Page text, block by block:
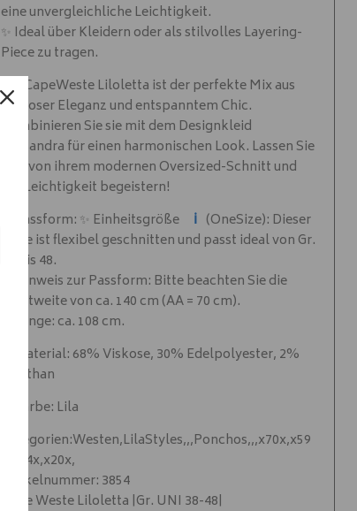
eine unvergleichliche Leichtigkeit.
✨ Ideal über Kleidern oder als stilvolles Layering-
Piece zu tragen.
Die CapeWeste Liloletta ist der perfekte Mix aus
zeitloser Eleganz und entspanntem Chic.
Kombinieren Sie sie mit dem Designkleid
Cassandra für einen harmonischen Look. Lassen Sie
sich von ihrem modernen Oversized-Schnitt und
der Leichtigkeit begeistern!
✨ Passform: ✨ Einheitsgröße
ℹ️ (OneSize): Dieser
Style ist flexibel geschnitten und passt ideal von Gr.
38 bis 48.
✨ Hinweis zur Passform: Bitte beachten Sie die
Brustweite von ca. 140 cm (AA = 70 cm).
✨ Länge: ca. 108 cm.
✨ Material: 68% Viskose, 30% Edelpolyester, 2%
Elasthan
✨ Farbe: Lila
Kategorien:Westen,LilaStyles,,,Ponchos,,,x70x,x59
x,x24x,x20x,
Artikelnummer: 3854
Cape Weste Liloletta |Gr. UNI 38-48|